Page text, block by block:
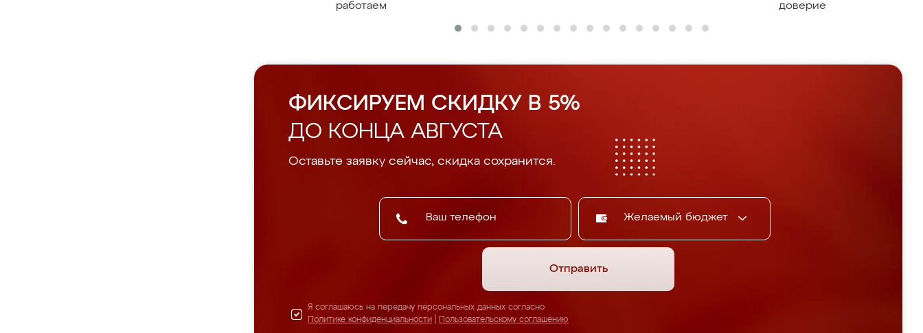
работаем
доверие
ФИКСИРУЕМ СКИДКУ В 5%
ДО КОНЦА АВГУСТА
Оставьте заявку сейчас, скидка сохранится.
Желаемый бюджет
Отправить
Я соглашаюсь на передачу персональных данных согласно
Политике конфиденциальности
Пользовательскому соглашению